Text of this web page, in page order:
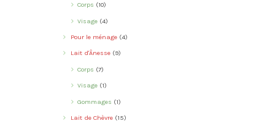
Corps (10)
Visage (4)
Pour le ménage (4)
Lait d'Ânesse (9)
Corps (7)
Visage (1)
Gommages (1)
Lait de Chèvre (15)